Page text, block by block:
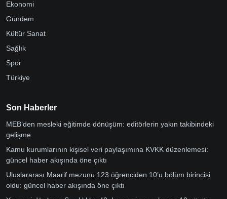
Ekonomi
Gündem
Kültür Sanat
Sağlık
Spor
Türkiye
Son Haberler
MEB’den mesleki eğitimde dönüşüm: editörlerin yakın takibindeki
gelişme
Kamu kurumlarının kişisel veri paylaşımına KVKK düzenlemesi:
güncel haber akışında öne çıktı
Uluslararası Maarif mezunu 123 öğrenciden 10’u bölüm birincisi
oldu: güncel haber akışında öne çıktı